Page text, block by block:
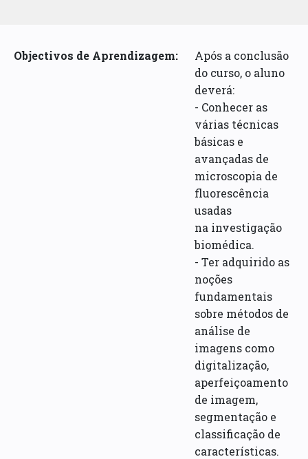
Objectivos de Aprendizagem:
Após a conclusão
do curso, o aluno
deverá:
- Conhecer as
várias técnicas
básicas e
avançadas de
microscopia de
fluorescência
usadas
na investigação
biomédica.
- Ter adquirido as
noções
fundamentais
sobre métodos de
análise de
imagens como
digitalização,
aperfeiçoamento
de imagem,
segmentação e
classificação de
características.